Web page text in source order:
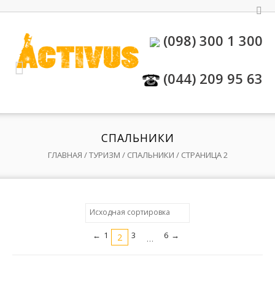
(098) 300 1 300
(044) 209 95 63
СПАЛЬНИКИ
ГЛАВНАЯ /ТУРИЗМ / СПАЛЬНИКИ / СТРАНИЦА 2
← 1 2 3 … 6 →